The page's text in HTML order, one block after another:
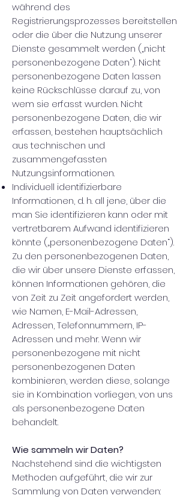
während des
Registrierungsprozesses bereitstellen
oder die über die Nutzung unserer
Dienste gesammelt werden („nicht
personenbezogene Daten“). Nicht
personenbezogene Daten lassen
keine Rückschlüsse darauf zu, von
wem sie erfasst wurden. Nicht
personenbezogene Daten, die wir
erfassen, bestehen hauptsächlich
aus technischen und
zusammengefassten
Nutzungsinformationen.
Individuell identifizierbare
Informationen, d. h. all jene, über die
man Sie identifizieren kann oder mit
vertretbarem Aufwand identifizieren
könnte („personenbezogene Daten“).
Zu den personenbezogenen Daten,
die wir über unsere Dienste erfassen,
können Informationen gehören, die
von Zeit zu Zeit angefordert werden,
wie Namen, E-Mail-Adressen,
Adressen, Telefonnummern, IP-
Adressen und mehr. Wenn wir
personenbezogene mit nicht
personenbezogenen Daten
kombinieren, werden diese, solange
sie in Kombination vorliegen, von uns
als personenbezogene Daten
behandelt.
Wie sammeln wir Daten?
Nachstehend sind die wichtigsten
Methoden aufgeführt, die wir zur
Sammlung von Daten verwenden: